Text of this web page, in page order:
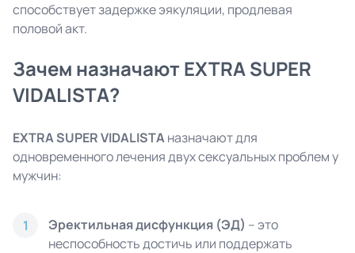
способствует задержке эякуляции, продлевая
половой акт.
Зачем назначают EXTRA SUPER
VIDALISTA?
EXTRA SUPERVIDALISTAназначают для
одновременного лечения двух сексуальных проблем у
мужчин:
1 Эректильная дисфункция (ЭД) – это
неспособность достичь или поддержать